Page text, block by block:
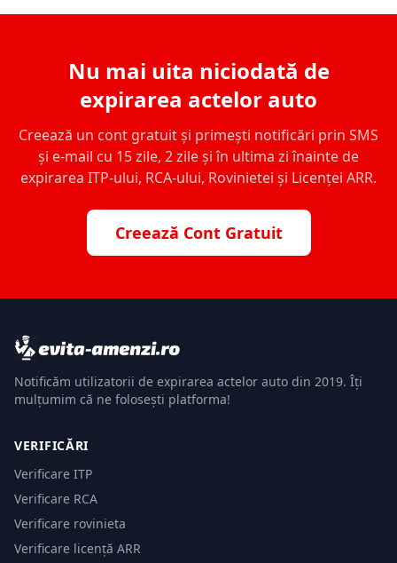
Nu mai uita niciodată de
expirarea actelor auto
Creează un cont gratuit și primești notificări prin SMS
și e-mail cu 15 zile, 2 zile și în ultima zi înainte de
expirarea ITP-ului, RCA-ului, Rovinietei și Licenței ARR.
Creează Cont Gratuit
Notificăm utilizatorii de expirarea actelor auto din 2019. Îți
mulțumim că ne folosești platforma!
VERIFICĂRI
Verificare ITP
Verificare RCA
Verificare rovinieta
Verificare licență ARR